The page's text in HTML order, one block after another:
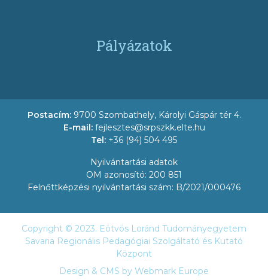
Pályázatok
Postacím: 9700 Szombathely, Károlyi Gáspár tér 4.
E-mail: fejlesztes@srpszkk.elte.hu
Tel: +36 (94) 504 495
Nyilvántartási adatok
OM azonosító: 200 851
Felnőttképzési nyilvántartási szám: B/2021/000476
Copyright © 2023. Eötvös Loránd Tudományegyetem
Savaria Regionális Pedagógiai Szolgáltató és Kutató
Központ
Design & CMS by Webmark Europe